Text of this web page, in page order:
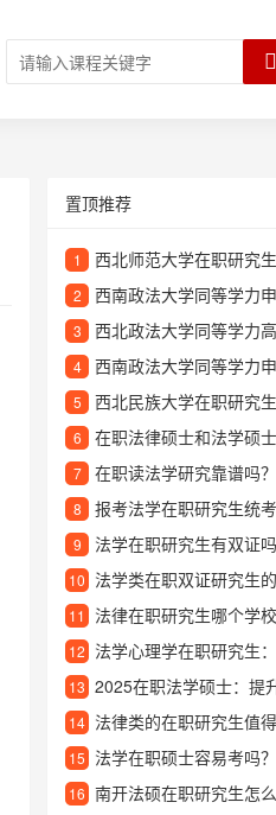
置顶推荐
1 西北师范大学在职研究
2 西南政法大学同等学力
3 西北政法大学同等学力
4 西南政法大学同等学力
5 西北民族大学在职研究
6 在职法律硕士和法学硕
7 在职读法学研究靠谱吗
8 报考法学在职研究生统考有哪
9 法学在职研究生有双证吗
10 法学类在职双证研究生
11 法律在职研究生哪个学
12 法学心理学在职研究生：
13 2025在职法学硕士：提升法
14 法律类的在职研究生值得读
15 法学在职硕士容易考吗？过来
16 南开法硕在职研究生怎么样